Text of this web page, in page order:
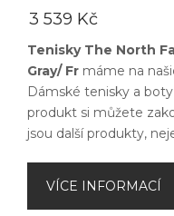
3 539 Kč
Tenisky The North
Gray/ Fr máme na
Dámské tenisky a boty
produkt si můžete
jsou další produkty,
VÍCE INFORMACÍ